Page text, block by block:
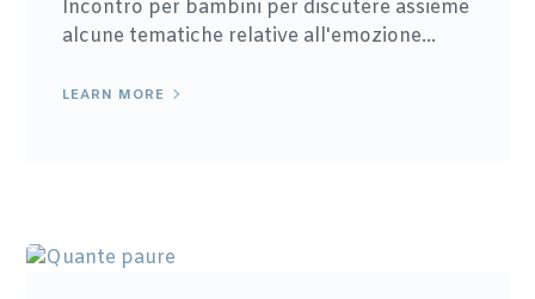
Incontro per bambini per discutere assieme
alcune tematiche relative all'emozione...
LEARN MORE